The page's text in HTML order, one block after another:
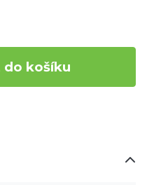
do košíku